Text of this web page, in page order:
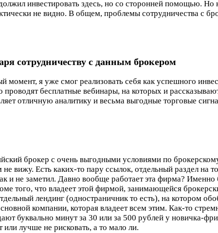
инвестировать здесь, но со сторонней помощью.
не видно. В общем, проблемы сотрудничества с
сотрудничеству с данным брокером
момент, я уже смог реализовать себя как успешного
бесплатные вебинары, на которых и
отличную аналитику и весьма выгодные торговые
брокер с очень выгодными условиями по
вижу. Есть каких-то пару ссылок, отдельный раздел
и не заметил. Давно вообще работает эта фирма?
того, что владеет этой фирмой, занимающейся
лендинг (одностраничник то есть), на котором
компании, которая владеет всем этим. Как-то
буквально минут за 30 или за 500 рублей у новичка-
лучше не рисковать, а то мало ли.